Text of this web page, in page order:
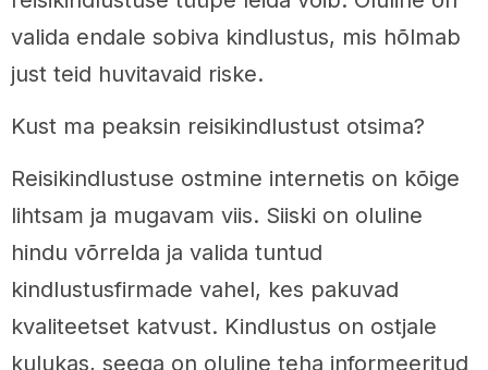
valida endale sobiva kindlustus, mis hõlmab
just teid huvitavaid riske.
Kust ma peaksin reisikindlustust otsima?
Reisikindlustuse ostmine internetis on kõige
lihtsam ja mugavam viis. Siiski on oluline
hindu võrrelda ja valida tuntud
kindlustusfirmade vahel, kes pakuvad
kvaliteetset katvust. Kindlustus on ostjale
kulukas, seega on oluline teha informeeritud